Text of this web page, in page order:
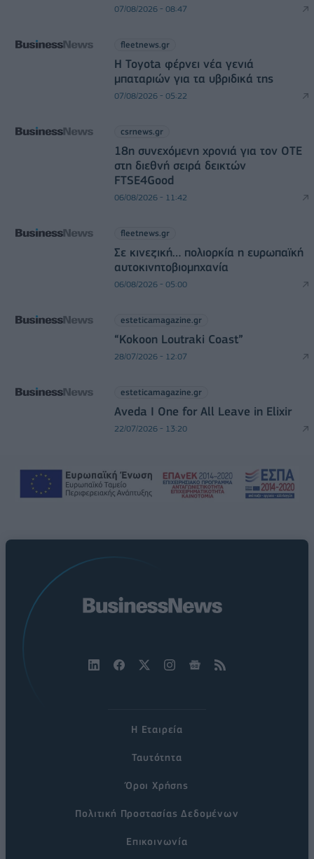
07/08/2026 - 08:47
fleetnews.gr
Η Toyota φέρνει νέα γενιά
μπαταριών για τα υβριδικά της
07/08/2026 - 05:22
csrnews.gr
18η συνεχόμενη χρονιά για τον ΟΤΕ
στη διεθνή σειρά δεικτών
FTSE4Good
06/08/2026 - 11:42
fleetnews.gr
Σε κινεζική… πολιορκία η ευρωπαϊκή
αυτοκινητοβιομηχανία
06/08/2026 - 05:00
esteticamagazine.gr
“Kokoon Loutraki Coast”
28/07/2026 - 12:07
esteticamagazine.gr
Aveda I One for All Leave in Elixir
22/07/2026 - 13:20
Η Εταιρεία
Ταυτότητα
Όροι Χρήσης
Πολιτική Προστασίας Δεδομένων
Επικοινωνία